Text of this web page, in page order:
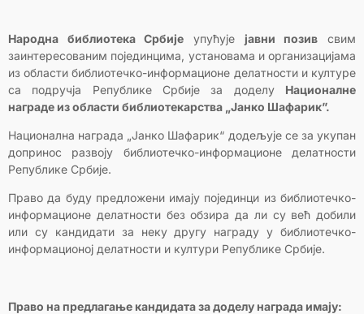
Народна библиотека Србије упућује јавни позив свим
заинтересованим појединцима, установама и организацијама
из области библиотечко-информационе делатности и културе
са подручја Републике Србије за доделу Националне
награде из области библиотекарства „Јанко Шафарик”.
Национална награда „Јанко Шафарик“ додељује се за укупан
допринос развоју библиотечко-информационе делатности
Републике Србије.
Право да буду предложени имају појединци из библиотечко-
информационе делатности без обзира да ли су већ добили
или су кандидати за неку другу награду у библиотечко-
информационој делатности и култури Републике Србије.
Право на предлагање кандидата за доделу награда имају: